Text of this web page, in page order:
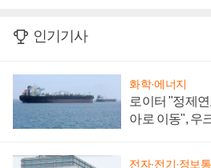
인기기사
화학·에너지
로이터 "정제
아로 이동", 우
전자·전기·정보